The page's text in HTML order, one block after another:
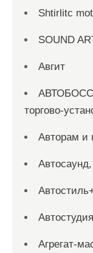
Shtirlitc
SOUND
Авгит
АВТОБОСС,
торгово-
Авторам и
Агрегат-